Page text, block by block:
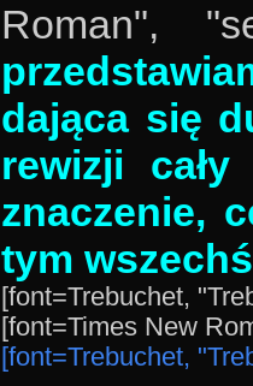
Roman",
dająca się
rewizji
znaczenie,
tym
[font=Trebuchet,
[font=Times New
[font=Trebuchet,